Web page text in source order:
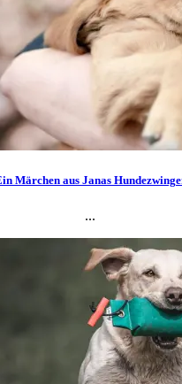
Märchen aus Janas
...